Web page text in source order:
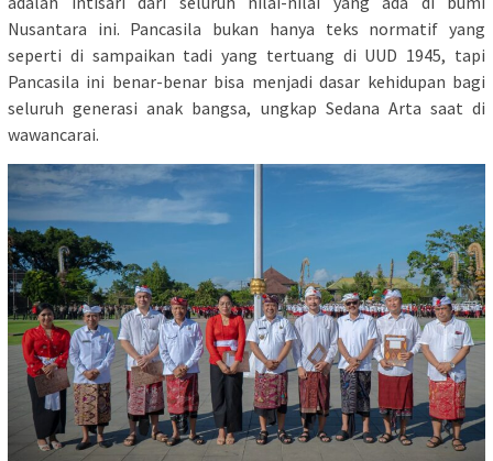
Nusantara ini. Pancasila bukan hanya teks normatif yang
seperti di sampaikan tadi yang tertuang di UUD 1945, tapi
Pancasila ini benar-benar bisa menjadi dasar kehidupan bagi
seluruh generasi anak bangsa, ungkap Sedana Arta saat di
wawancarai.